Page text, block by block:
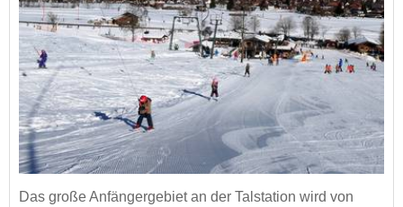
Das große Anfängergebiet an der Talstation wird von